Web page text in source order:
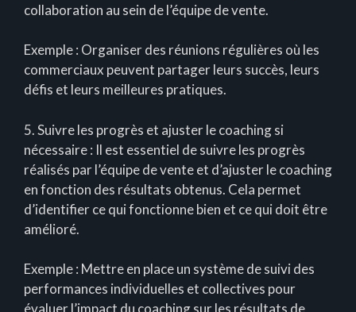
collaboration au sein de l’équipe de vente.
Exemple : Organiser des réunions régulières où les
commerciaux peuvent partager leurs succès, leurs
défis et leurs meilleures pratiques.
5. Suivre les progrès et ajuster le coaching si
nécessaire : Il est essentiel de suivre les progrès
réalisés par l’équipe de vente et d’ajuster le coaching
en fonction des résultats obtenus. Cela permet
d’identifier ce qui fonctionne bien et ce qui doit être
amélioré.
Exemple : Mettre en place un système de suivi des
performances individuelles et collectives pour
évaluer l’impact du coaching sur les résultats de